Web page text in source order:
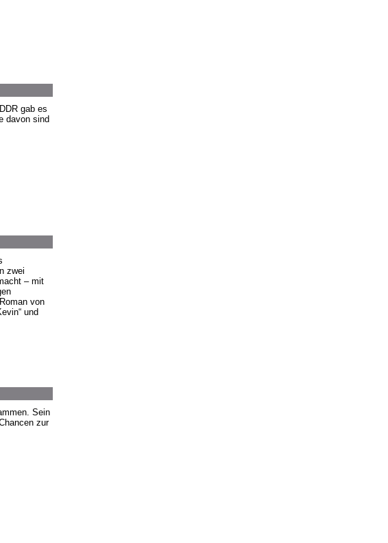
gab es
davon sind
zwei
– mit
von
und
Sein
zur